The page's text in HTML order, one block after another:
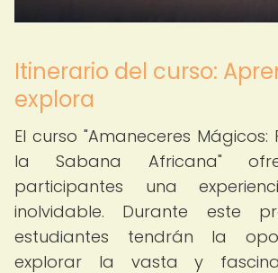
Itinerario del curso:
explora
El curso "Amaneceres
la Sabana Africana"
participantes una
inolvidable. Durante este
estudiantes tendrán la
explorar la vasta y